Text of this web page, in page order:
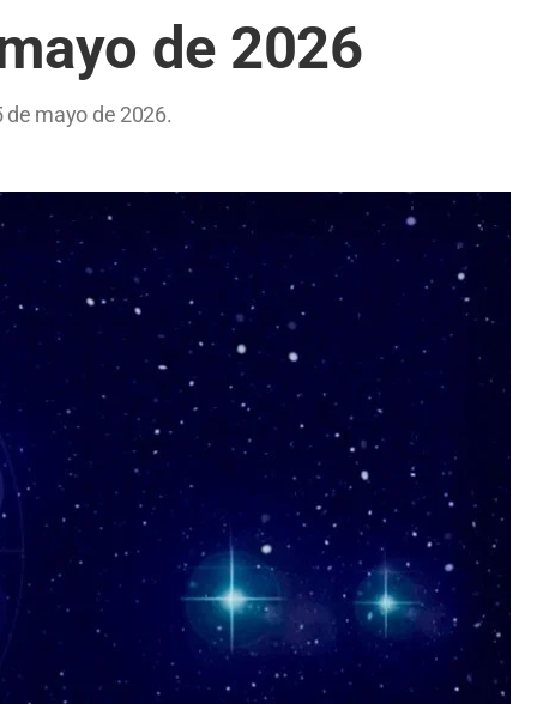
de 2026
mayo de 2026.